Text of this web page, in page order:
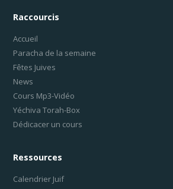
Raccourcis
Accueil
Paracha de la semaine
Fêtes Juives
News
Cours Mp3-Vidéo
Yéchiva Torah-Box
Dédicacer un cours
Ressources
Calendrier Juif